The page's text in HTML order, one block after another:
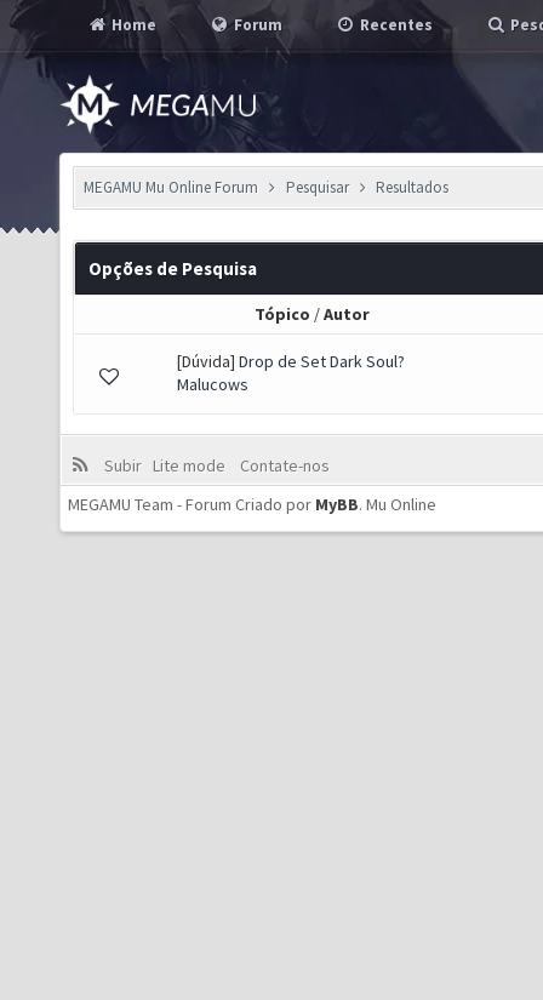
Home Forum Recentes
MEGAMU Mu Online Forum Pesquisar Resultados
Opções de Pesquisa
Tópico /Autor
[Dúvida] Drop de Set Dark Soul?
Malucows
Subir Lite mode
Contate-nos
MEGAMU Team - Forum Criado por MyBB. Mu Online